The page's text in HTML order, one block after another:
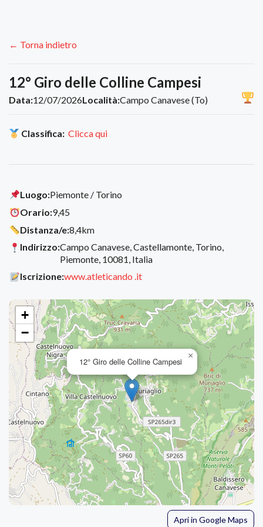
← Torna indietro
12° Giro delle Colline Campesi
Data:12/07/2026Località:Campo Canavese (To)
Classifica: Clicca qui
Luogo:Piemonte / Torino
Orario:9,45
Distanza/e:8,4km
Indirizzo:Campo Canavese, Castellamonte, Torino,
Piemonte, 10081, Italia
Iscrizione:www.atleticando .it
12° Giro delle Colline Campesi
×
+
−
Apri in Google Maps